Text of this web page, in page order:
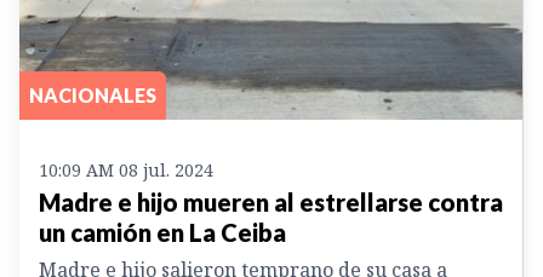
NACIONALES
10:09 AM 08 jul. 2024
Madre e hijo mueren al estrellarse contra
un camión en La Ceiba
Madre e hijo salieron temprano de su casa a